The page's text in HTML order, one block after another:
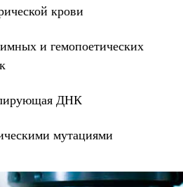
крови
и гемопоетических
ДНК
мутациями